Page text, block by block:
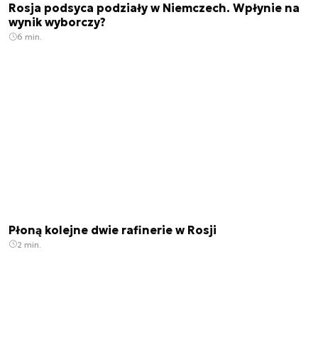
Rosja podsyca podziały w Niemczech. Wpłynie na
wynik wyborczy?
6 min.
Płoną kolejne dwie rafinerie w Rosji
2 min.